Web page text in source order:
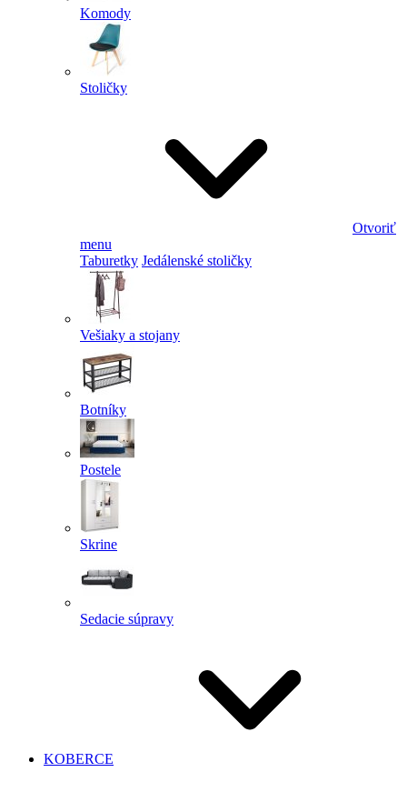
Komody
Stoličky
Otvoriť
menu
Taburetky Jedálenské stoličky
Vešiaky a stojany
Botníky
Postele
Skrine
Sedacie súpravy
KOBERCE